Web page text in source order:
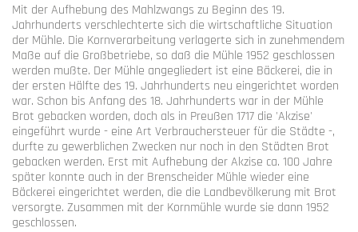
Mit der Aufhebung des Mahlzwangs zu Beginn des 19.
Jahrhunderts verschlechterte sich die wirtschaftliche Situation
der Mühle. Die Kornverarbeitung verlagerte sich in zunehmendem
Maße auf die Großbetriebe, so daß die Mühle 1952 geschlossen
werden mußte. Der Mühle angegliedert ist eine Bäckerei, die in
der ersten Hälfte des 19. Jahrhunderts neu eingerichtet worden
war. Schon bis Anfang des 18. Jahrhunderts war in der Mühle
Brot gebacken worden, doch als in Preußen 1717 die 'Akzise'
eingeführt wurde - eine Art Verbrauchersteuer für die Städte -,
durfte zu gewerblichen Zwecken nur noch in den Städten Brot
gebacken werden. Erst mit Aufhebung der Akzise ca. 100 Jahre
später konnte auch in der Brenscheider Mühle wieder eine
Bäckerei eingerichtet werden, die die Landbevölkerung mit Brot
versorgte. Zusammen mit der Kornmühle wurde sie dann 1952
geschlossen.